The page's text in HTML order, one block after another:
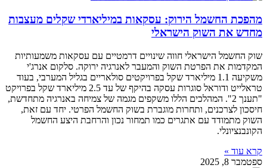
מהפכת החשמל הירוק: עסקאות במיליארדי שקלים מעצבות
מחדש את השוק הישראלי
שוק החשמל הישראלי חווה שינויים דרמטיים עם עסקאות משמעותיות
המקדמות את הפרטת השוק והמעבר לאנרגיה ירוקה. סלקום אנרג'י
משקיעה 1.1 מיליארד שקל בפרויקטים סולאריים בגליל המערבי, בעוד
טראלייט ודוראל סוגרות עסקה בהיקף של עד 2.5 מיליארד שקל בפרויקט
"תענך 2". המהלכים הללו משקפים מגמה של צמיחה באנרגיה מתחדשת,
חיסכון לצרכנים, ותחרות מוגברת בשוק החשמל הפרטי. יחד עם זאת,
השוק מתמודד עם אתגרים כמו תמחור נכון והרחבת היצע החשמל
הקונבנציונלי.
קרא עוד »
ספטמבר 8, 2025